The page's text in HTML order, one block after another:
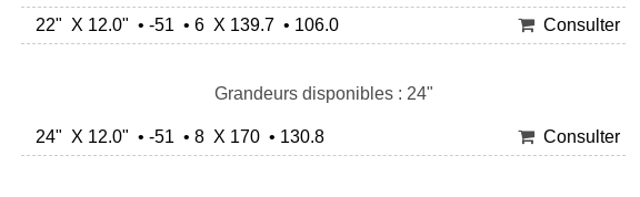
22" X 12.0" • -51 • 6 X 139.7 • 106.0
Consulter
Grandeurs disponibles : 24"
24" X 12.0" • -51 • 8 X 170 • 130.8 Consulter